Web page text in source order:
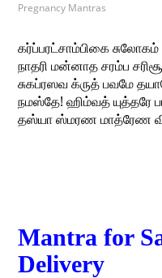
Pregnancy Mantras
கர்ப்பரட்சாம்பிகை
நாதரி மன்னாத சரம்ப
சுகப்ரஸவ க்ருத் பவமே
நமஸ்தே! ஹிம்வத் யுத்தரே
தஸ்யா ஸ்மரண மாத்ரேண
Mantra for
Delivery